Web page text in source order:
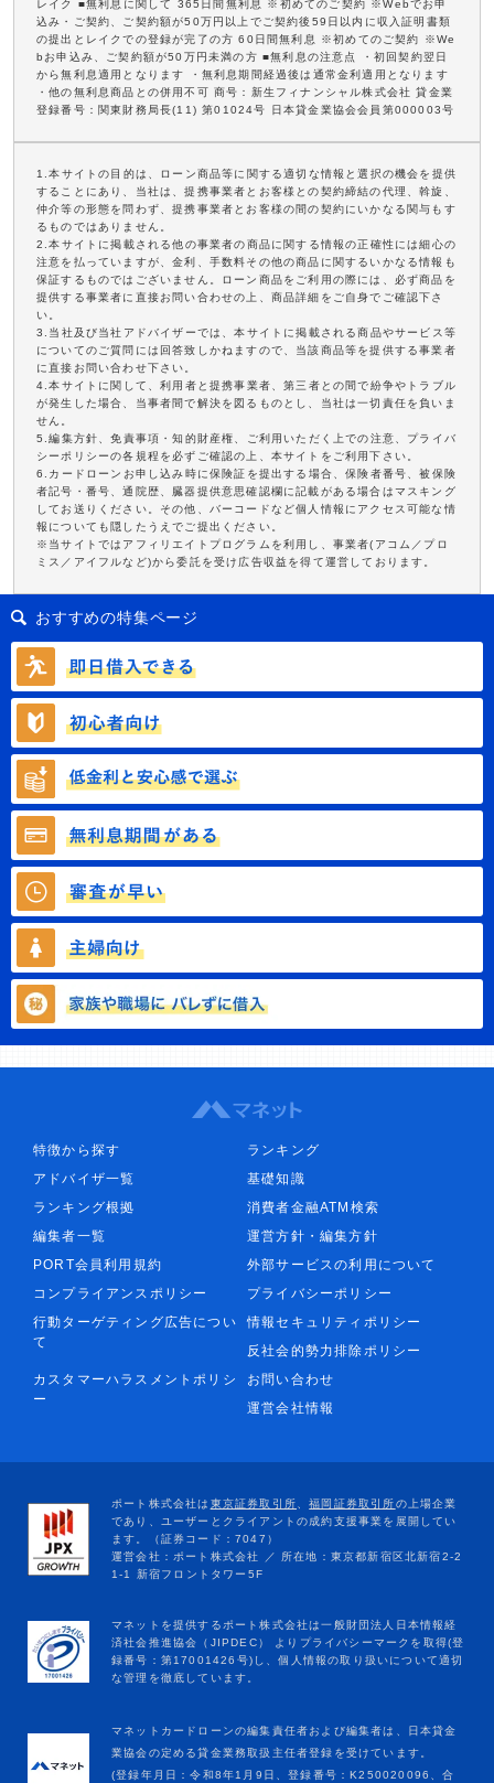
レイク ■無利息に関して 365日間無利息 ※初めてのご契約 ※Webでお申
込み・ご契約、ご契約額が50万円以上でご契約後59日以内に収入証明書類
の提出とレイクでの登録が完了の方 60日間無利息 ※初めてのご契約 ※We
bお申込み、ご契約額が50万円未満の方 ■無利息の注意点 ・初回契約翌日
から無利息適用となります ・無利息期間経過後は通常金利適用となります
・他の無利息商品との併用不可 商号：新生フィナンシャル株式会社 貸金業
登録番号：関東財務局長(11) 第01024号 日本貸金業協会会員第000003号
1.本サイトの目的は、ローン商品等に関する適切な情報と選択の機会を提供
することにあり、当社は、提携事業者とお客様との契約締結の代理、斡旋、
仲介等の形態を問わず、提携事業者とお客様の間の契約にいかなる関与もす
るものではありません。
2.本サイトに掲載される他の事業者の商品に関する情報の正確性には細心の
注意を払っていますが、金利、手数料その他の商品に関するいかなる情報も
保証するものではございません。ローン商品をご利用の際には、必ず商品を
提供する事業者に直接お問い合わせの上、商品詳細をご自身でご確認下さ
い。
3.当社及び当社アドバイザーでは、本サイトに掲載される商品やサービス等
についてのご質問には回答致しかねますので、当該商品等を提供する事業者
に直接お問い合わせ下さい。
4.本サイトに関して、利用者と提携事業者、第三者との間で紛争やトラブル
が発生した場合、当事者間で解決を図るものとし、当社は一切責任を負いま
せん。
5.編集方針、免責事項・知的財産権、ご利用いただく上での注意、プライバ
シーポリシーの各規程を必ずご確認の上、本サイトをご利用下さい。
6.カードローンお申し込み時に保険証を提出する場合、保険者番号、被保険
者記号・番号、通院歴、臓器提供意思確認欄に記載がある場合はマスキング
してお送りください。その他、バーコードなど個人情報にアクセス可能な情
報についても隠したうえでご提出ください。
※当サイトではアフィリエイトプログラムを利用し、事業者(アコム／プロ
ミス／アイフルなど)から委託を受け広告収益を得て運営しております。
おすすめの特集ページ
特徴から探す
ランキング
アドバイザ一覧
基礎知識
ランキング根拠
消費者金融ATM検索
編集者一覧
運営方針・編集方針
PORT会員利用規約
外部サービスの利用について
コンプライアンスポリシー
プライバシーポリシー
行動ターゲティング広告につい
て
情報セキュリティポリシー
反社会的勢力排除ポリシー
カスタマーハラスメントポリシ
ー
お問い合わせ
運営会社情報
マネットカードローンの編集責任者および編集者は、日本貸金
業協会の定める貸金業務取扱主任者登録を受けています。
(登録年月日：令和8年1月9日、登録番号：K250020096、合